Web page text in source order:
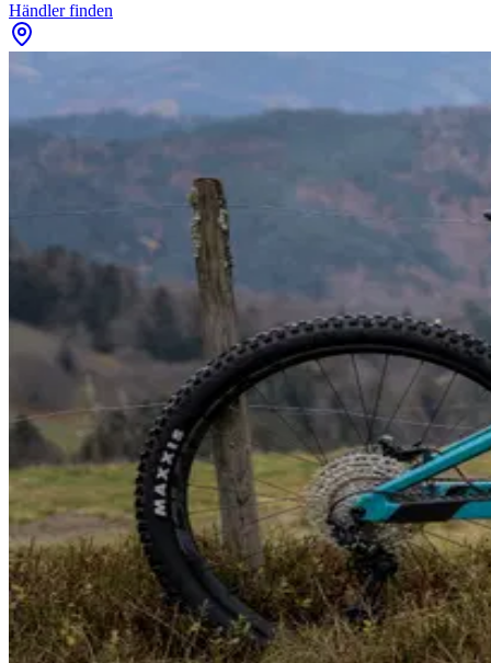
Händler finden